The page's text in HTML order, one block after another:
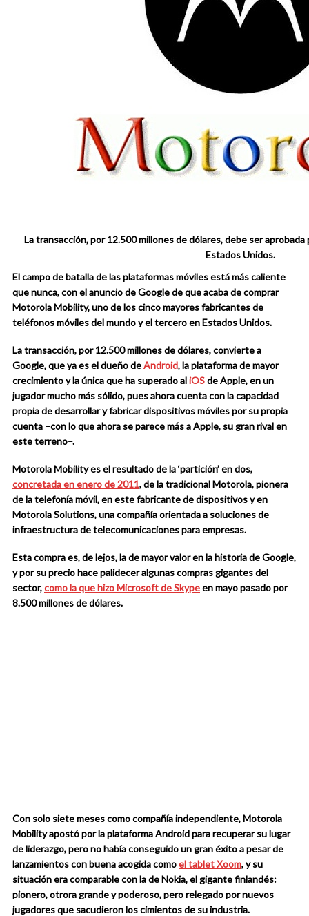
La transacción, por 12.500 millones de dólares, debe ser
Estados Unidos.
El campo de batalla de las plataformas móviles está más caliente
que nunca, con el anuncio de Google de que acaba de comprar
Motorola Mobility, uno de los cinco mayores fabricantes de
teléfonos móviles del mundo y el tercero en Estados Unidos.
La transacción, por 12.500 millones de dólares, convierte a
Google, que ya es el dueño deAndroid, la plataforma de mayor
crecimiento y la única que ha superado aliOSde Apple, en un
jugador mucho más sólido, pues ahora cuenta con la capacidad
propia de desarrollar y fabricar dispositivos móviles por su propia
cuenta –con lo que ahora se parece más a Apple, su gran rival en
este terreno–.
Motorola Mobility es el resultado de la ‘partición’ en dos,
concretada en enero de 2011, de la tradicional Motorola, pionera
de la telefonía móvil, en este fabricante de dispositivos y en
Motorola Solutions, una compañía orientada a soluciones de
infraestructura de telecomunicaciones para empresas.
Esta compra es, de lejos, la de mayor valor en la historia de Google,
y por su precio hace palidecer algunas compras gigantes del
sector,como la que hizo Microsoft de Skypeen mayo pasado por
8.500 millones de dólares.
Con solo siete meses como compañía independiente, Motorola
Mobility apostó por la plataforma Android para recuperar su lugar
de liderazgo, pero no había conseguido un gran éxito a pesar de
lanzamientos con buena acogida comoel tablet Xoom, y su
situación era comparable con la de Nokia, el gigante finlandés:
pionero, otrora grande y poderoso, pero relegado por nuevos
jugadores que sacudieron los cimientos de su industria.